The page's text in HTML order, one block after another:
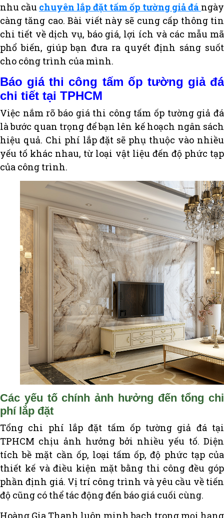
nhu cầu chuyên lắp đặt tấm ốp tường giả đá ngày
càng tăng cao. Bài viết này sẽ cung cấp thông tin
chi tiết về dịch vụ, báo giá, lợi ích và các mẫu mã
phổ biến, giúp bạn đưa ra quyết định sáng suốt
cho công trình của mình.
Báo giá thi công tấm ốp tường giả đá
chi tiết tại TPHCM
Việc nắm rõ báo giá thi công tấm ốp tường giả đá
là bước quan trọng để bạn lên kế hoạch ngân sách
hiệu quả. Chi phí lắp đặt sẽ phụ thuộc vào nhiều
yếu tố khác nhau, từ loại vật liệu đến độ phức tạp
của công trình.
Các yếu tố chính ảnh hưởng đến tổng chi
phí lắp đặt
Tổng chi phí lắp đặt tấm ốp tường giả đá tại
TPHCM chịu ảnh hưởng bởi nhiều yếu tố. Diện
tích bề mặt cần ốp, loại tấm ốp, độ phức tạp của
thiết kế và điều kiện mặt bằng thi công đều góp
phần định giá. Vị trí công trình và yêu cầu về tiến
độ cũng có thể tác động đến báo giá cuối cùng.
Hoàng Gia Thanh luôn minh bạch trong mọi hạng